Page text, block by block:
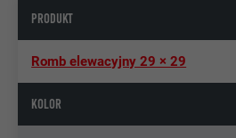
PRODUKT
Romb elewacyjny 29 × 29
KOLOR